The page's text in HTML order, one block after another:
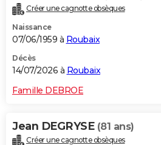
Créer une cagnotte obsèques
Naissance
07/06/1959 à Roubaix
Décès
14/07/2026 à Roubaix
Famille DEBROE
Jean DEGRYSE (81 ans)
Créer une cagnotte obsèques